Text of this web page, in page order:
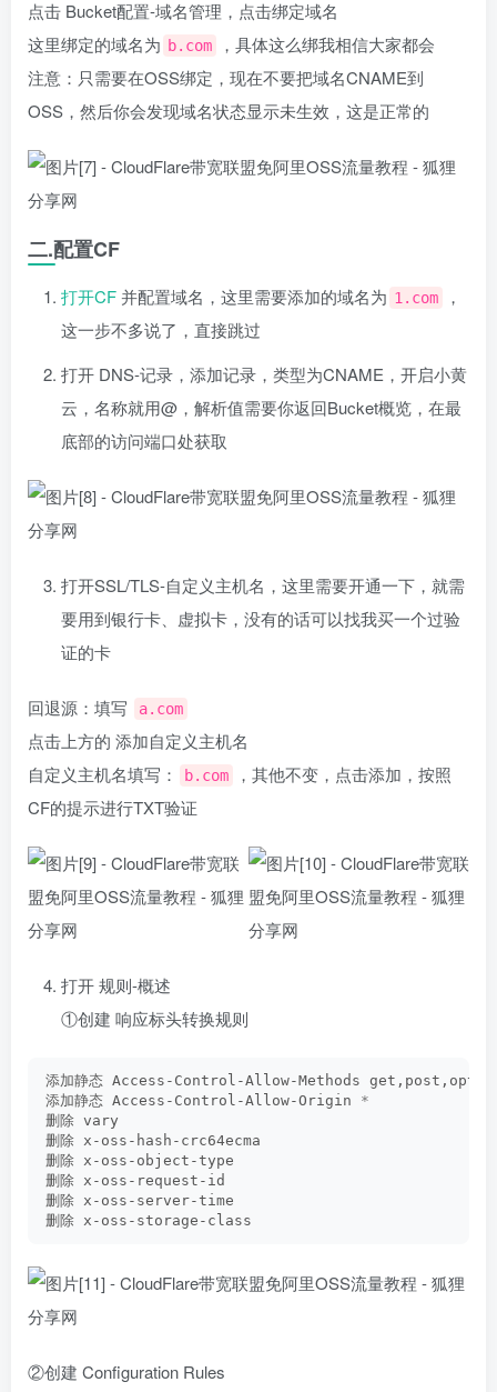
点击 Bucket配置-域名管理，点击绑定域名
这里绑定的域名为 b.com
，具体这么绑我相信大家都会
注意：只需要在OSS绑定，现在不要把域名CNAME到
OSS，然后你会发现域名状态显示未生效，这是正常的
二.配置CF
打开CF并配置域名，这里需要添加的域名为 1.com
，
这一步不多说了，直接跳过
打开 DNS-记录，添加记录，类型为CNAME，开启小黄
云，名称就用@，解析值需要你返回Bucket概览，在最
底部的访问端口处获取
打开SSL/TLS-自定义主机名，这里需要开通一下，就需
要用到银行卡、虚拟卡，没有的话可以找我买一个过验
证的卡
回退源：填写 a.com
点击上方的 添加自定义主机名
自定义主机名填写：
b.com
，其他不变，点击添加，按照
CF的提示进行TXT验证
打开 规则-概述
①创建 响应标头转换规则
添加静态 Access-Control-Allow-Methods
添加静态 Access-Control-Allow-Origin *
删除 vary
删除 x-oss-hash-crc64ecma
删除 x-oss-object-type
删除 x-oss-request-id
删除 x-oss-server-time
删除 x-oss-storage-class
②创建 Configuration Rules